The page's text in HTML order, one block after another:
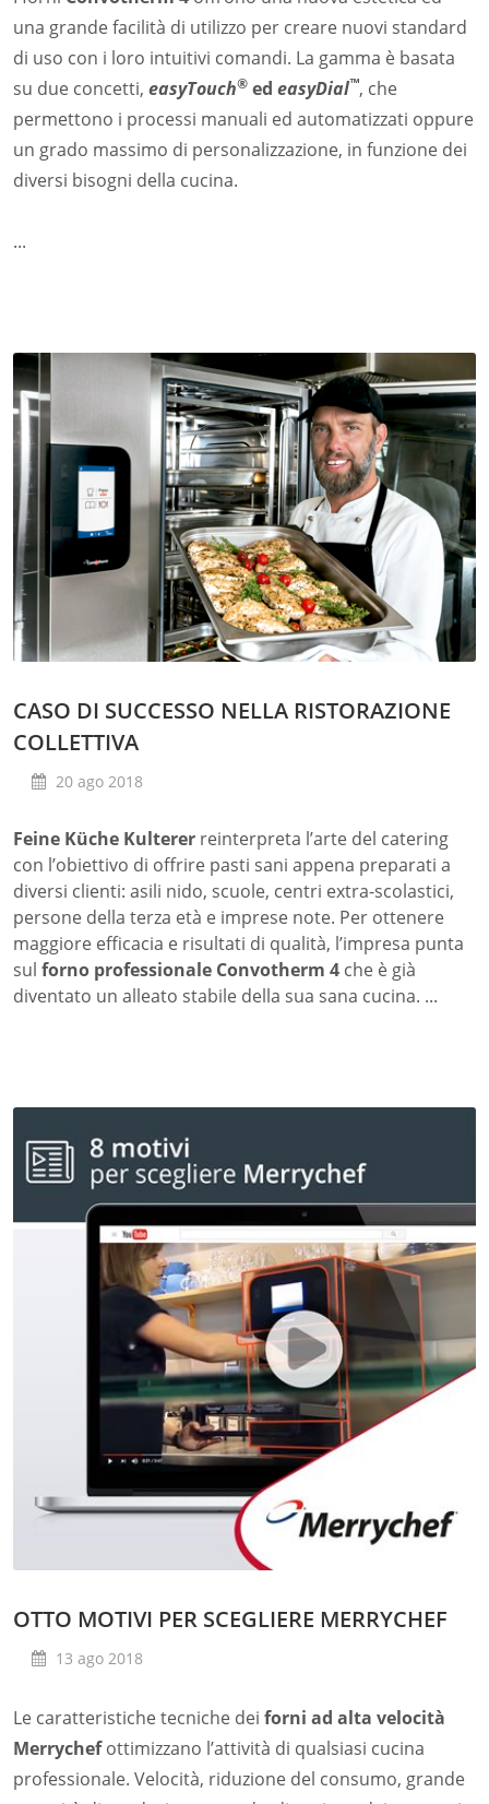
una grande facilità di utilizzo per creare nuovi standard
di uso con i loro intuitivi comandi. La gamma è basata
su due concetti, easyTouch® ed easyDial™, che
permettono i processi manuali ed automatizzati oppure
un grado massimo di personalizzazione, in funzione dei
diversi bisogni della cucina.
...
CASO DI SUCCESSO NELLA RISTORAZIONE
COLLETTIVA
20 ago 2018
Feine Küche Kulterer reinterpreta l’arte del catering
con l’obiettivo di offrire pasti sani appena preparati a
diversi clienti: asili nido, scuole, centri extra-scolastici,
persone della terza età e imprese note. Per ottenere
maggiore efficacia e risultati di qualità, l’impresa punta
sul forno professionale Convotherm 4 che è già
diventato un alleato stabile della sua sana cucina. ...
OTTO MOTIVI PER SCEGLIERE MERRYCHEF
13 ago 2018
Le caratteristiche tecniche dei forni ad alta velocità
Merrychefottimizzano l’attività di qualsiasi cucina
professionale. Velocità, riduzione del consumo, grande